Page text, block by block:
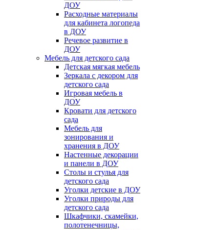
ДОУ
Расходные материалы
для кабинета логопеда
в ДОУ
Речевое развитие в
ДОУ
Мебель для детского сада
Детская мягкая мебель
Зеркала с декором для
детского сада
Игровая мебель в
ДОУ
Кровати для детского
сада
Мебель для
зонирования и
хранения в ДОУ
Настенные декорации
и панели в ДОУ
Столы и стулья для
детского сада
Уголки детские в ДОУ
Уголки природы для
детского сада
Шкафчики, скамейки,
полотенечницы,